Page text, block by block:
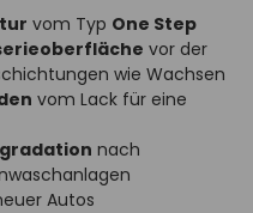
vom Typ One Step
vor der
wie Wachsen
vom Lack für eine
nach
Autos